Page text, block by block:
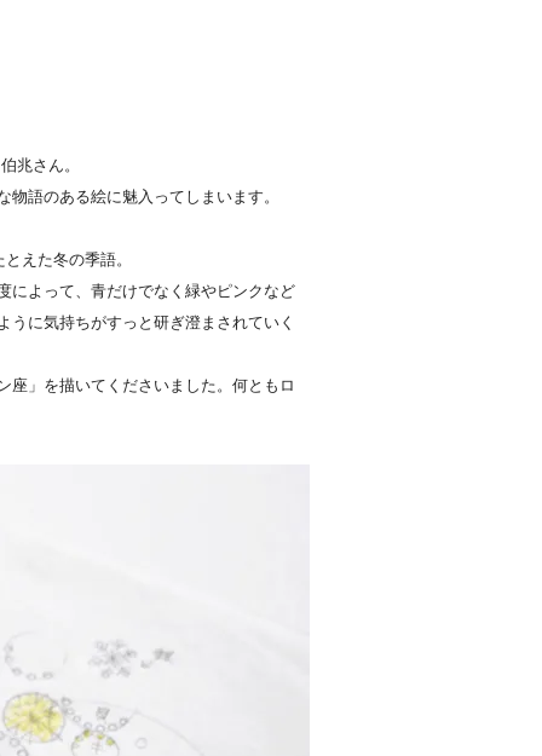
兆さん。
語のある絵に魅入ってしまいます。
えた冬の季語。
によって、青だけでなく緑やピンクなど
に気持ちがすっと研ぎ澄まされていく
座」を描いてくださいました。何ともロ